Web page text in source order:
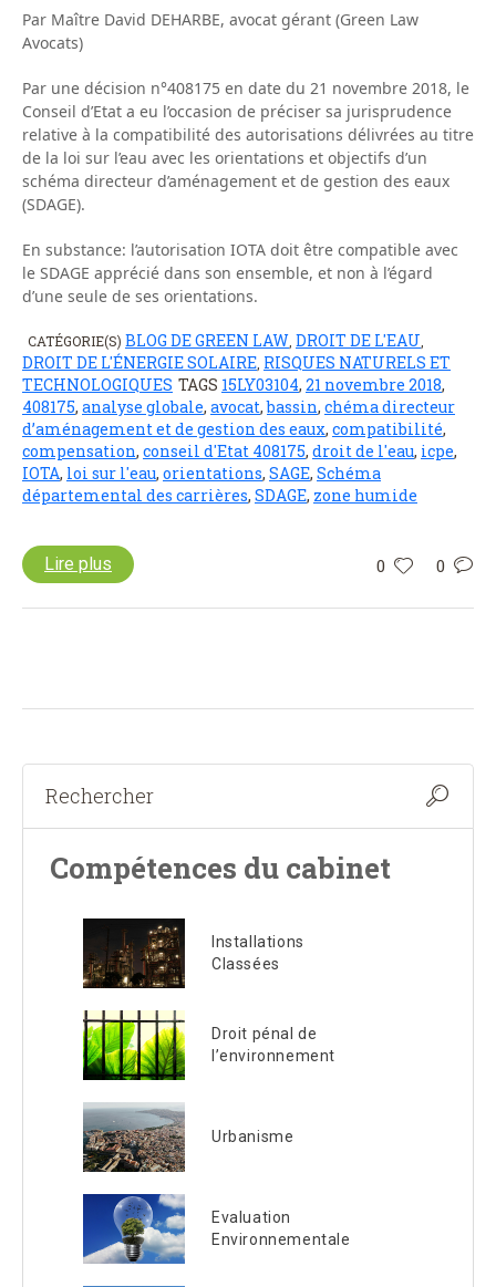
Par Maître David DEHARBE, avocat gérant (Green Law
Avocats)
Par une décision n°408175 en date du 21 novembre 2018, le
Conseil d’Etat a eu l’occasion de préciser sa jurisprudence
relative à la compatibilité des autorisations délivrées au titre
de la loi sur l’eau avec les orientations et objectifs d’un
schéma directeur d’aménagement et de gestion des eaux
(SDAGE).
En substance: l’autorisation IOTA doit être compatible avec
le SDAGE apprécié dans son ensemble, et non à l’égard
d’une seule de ses orientations.
CATÉGORIE(S) BLOG DE GREEN LAW DROIT DE L'EAU
DROIT DE L'ÉNERGIE SOLAIRE RISQUES NATURELS ET
TECHNOLOGIQUES TAGS 15LY03104, 21 novembre 2018,
408175, analyse globale, avocat,bassin, chéma directeur
d’aménagement et de gestion des eaux, compatibilité,
compensation, conseil d'Etat 408175, droit de l'eau, icpe,
IOTA, loi sur l'eau, orientations, SAGE, Schéma
départemental des carrières, SDAGE, zone humide
0 0
Lire plus
Compétences du cabinet
Installations
Classées
Droit pénal de
l’environnement
Urbanisme
Evaluation
Environnementale